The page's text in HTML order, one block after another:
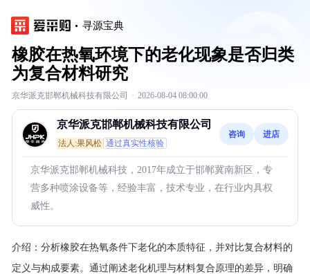
寻源宝典
橡胶在热氧环境下的老化现象是否归类
为复合材料研究
京华派克邯郸机械科技有限公司 · 2026-08-04 08:00:00
京华派克邯郸机械科技有限公司
法人:果风松 通过真实性核验
咨询 进店
京华派克邯郸机械科技，2017年成立于邯郸冀南新区，专
营多种喷涂设备等，经验丰富，技术专业，在行业内具权
威性。
介绍： 分析橡胶在热氧条件下老化的本质特征，并对比复合材料的
定义与构成要素。通过阐述老化机理与材料复合原理的差异，明确